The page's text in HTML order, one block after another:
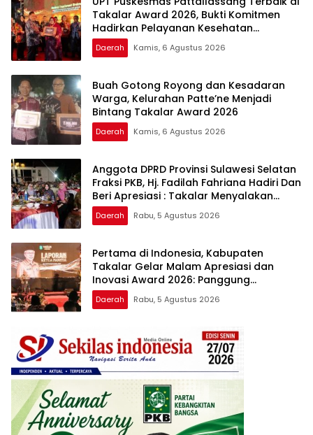
Takalar Award 2026, Bukti Komitmen
Hadirkan Pelayanan Kesehatan
Berkualitas
Daerah Kamis, 6 Agustus 2026
Buah Gotong Royong dan Kesadaran
Warga, Kelurahan Patte’ne Menjadi
Bintang Takalar Award 2026
Daerah Kamis, 6 Agustus 2026
Anggota DPRD Provinsi Sulawesi Selatan
Fraksi PKB, Hj. Fadilah Fahriana Hadiri Dan
Beri Apresiasi : Takalar Menyalakan
Lentera Pengabdian Melalui Malam
Apresiasi dan Inovasi Award 2026
Daerah Rabu, 5 Agustus 2026
Pertama di Indonesia, Kabupaten
Takalar Gelar Malam Apresiasi dan
Inovasi Award 2026: Panggung
Penghargaan bagi Pelayan Publik
Berprestasi
Daerah Rabu, 5 Agustus 2026